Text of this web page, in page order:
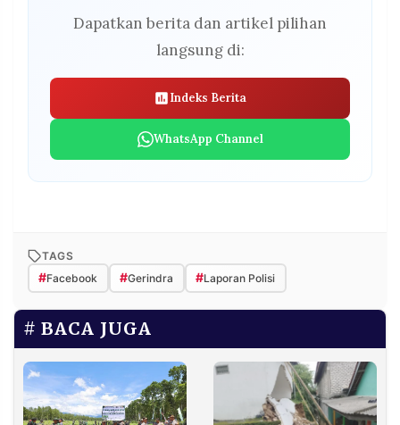
Dapatkan berita dan artikel pilihan
langsung di:
Indeks Berita
WhatsApp Channel
TAGS
#Facebook #Gerindra #Laporan Polisi
BACA JUGA